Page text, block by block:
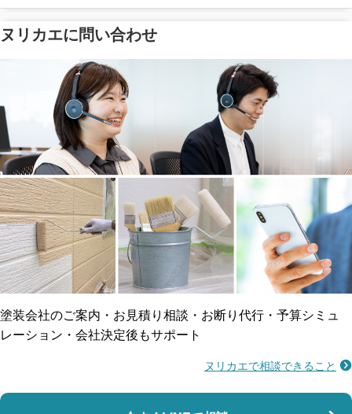
塗料の​品質を​保証
メーカー保証
工事保険
ご近所トラブルに
賠償保険
瑕疵保険
省エネ効果
断熱・遮熱塗料対応
雨漏り修繕
防水工事
マンション・アパート対応
ヌリカエに問い合わせ
塗装会社のご案内・お見積り相談・お断り代行・予算シミュ
レーション・会社決定後もサポート
ヌリカエで相談できること